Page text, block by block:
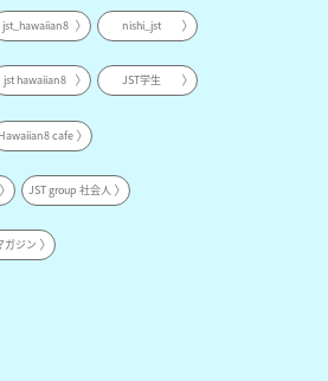
jst_hawaiian8 nishi_jst
jst hawaiian8 JST学生
Hawaiian8 cafe
JST group 社会人
ガジン